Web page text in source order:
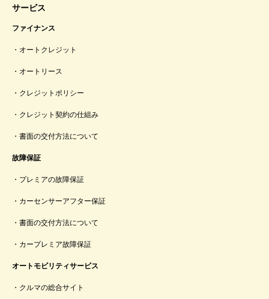
サービス
ファイナンス
オートクレジット
オートリース
クレジットポリシー
クレジット契約の仕組み
書面の交付方法について
故障保証
プレミアの故障保証
カーセンサーアフター保証
書面の交付方法について
カープレミア故障保証
オートモビリティサービス
クルマの総合サイト